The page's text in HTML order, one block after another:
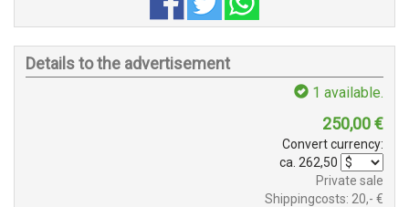
Details to the advertisement
1 available.
250,00€
Convert currency:
ca. 262,50
Private sale
Shippingcosts: 20,- €